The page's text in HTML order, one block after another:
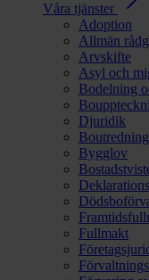
Våra tjänster
Adoption
Allmän
Arvskifte
Asyl och
Bodelning
Djuridik
Boutredning
Bygglov
Fullmakt